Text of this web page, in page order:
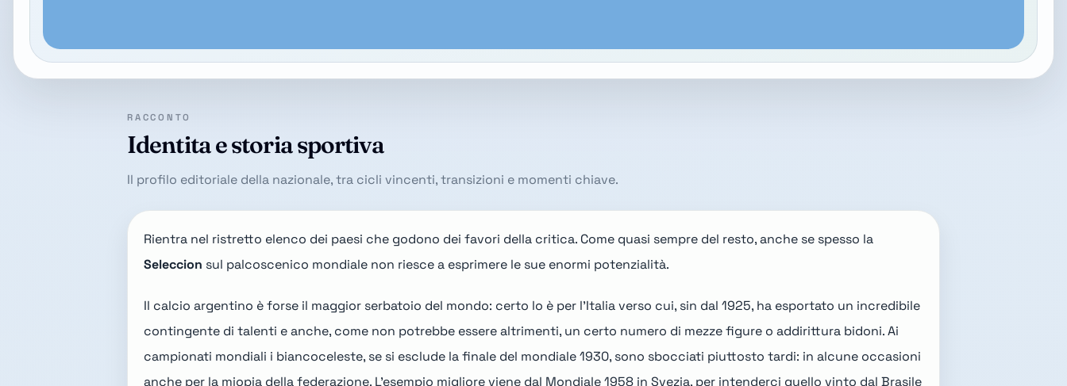
RACCONTO
Identita e storia sportiva
Il profilo editoriale della nazionale, tra cicli vincenti, transizioni e momenti chiave.
Rientra nel ristretto elenco dei paesi che godono dei favori della critica. Come quasi sempre del resto, anche se spesso la
Seleccion sul palcoscenico mondiale non riesce a esprimere le sue enormi potenzialità.
Il calcio argentino è forse il maggior serbatoio del mondo: certo lo è per l'Italia verso cui, sin dal 1925, ha esportato un incredibile
contingente di talenti e anche, come non potrebbe essere altrimenti, un certo numero di mezze figure o addirittura bidoni. Ai
campionati mondiali i biancoceleste, se si esclude lafinale del mondiale 1930, sono sbocciati piuttosto tardi: in alcune occasioni
anche per la miopia della federazione. L'esempio migliore viene dal Mondiale 1958 in Svezia, per intenderci quello vinto dal Brasile